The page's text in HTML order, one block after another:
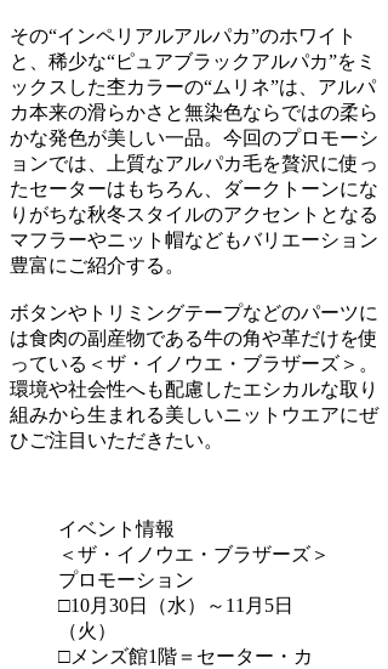
その“インペリアルアルパカ”のホワイト
と、稀少な“ピュアブラックアルパカ”をミ
ックスした杢カラーの“ムリネ”は、アルパ
カ本来の滑らかさと無染色ならではの柔ら
かな発色が美しい一品。今回のプロモーシ
ョンでは、上質なアルパカ毛を贅沢に使っ
たセーターはもちろん、ダークトーンにな
りがちな秋冬スタイルのアクセントとなる
マフラーやニット帽などもバリエーション
豊富にご紹介する。
ボタンやトリミングテープなどのパーツに
は食肉の副産物である牛の角や革だけを使
っている＜ザ・イノウエ・ブラザーズ＞。
環境や社会性へも配慮したエシカルな取り
組みから生まれる美しいニットウエアにぜ
ひご注目いただきたい。
イベント情報
＜ザ・イノウエ・ブラザーズ＞
プロモーション
□10月30日（水）～11月5日
（火）
□メンズ館1階＝セーター・カ